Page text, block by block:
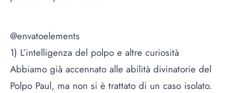
@envatoelements
1) L’intelligenza del polpo e altre curiosità
Abbiamo già accennato alle abilità divinatorie del
Polpo Paul, ma non si è trattato di un caso isolato.